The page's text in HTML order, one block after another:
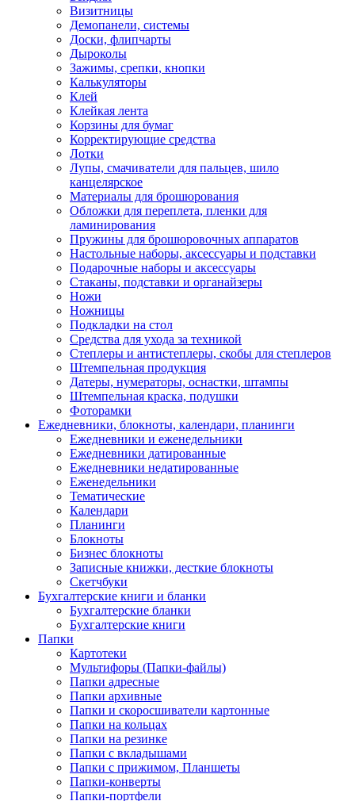
Визитницы
Демопанели, системы
Доски, флипчарты
Дыроколы
Зажимы, срепки, кнопки
Калькуляторы
Клей
Клейкая лента
Корзины для бумаг
Корректирующие средства
Лотки
Лупы, смачиватели для пальцев, шило
канцелярское
Материалы для брошюрования
Обложки для переплета, пленки для
ламинирования
Пружины для брошюровочных аппаратов
Настольные наборы, аксессуары и подставки
Подарочные наборы и аксессуары
Стаканы, подставки и органайзеры
Ножи
Ножницы
Подкладки на стол
Средства для ухода за техникой
Степлеры и антистеплеры, скобы для степлеров
Штемпельная продукция
Датеры, нумераторы, оснастки, штампы
Штемпельная краска, подушки
Фоторамки
Ежедневники, блокноты, календари, планинги
Ежедневники и еженедельники
Ежедневники датированные
Ежедневники недатированные
Еженедельники
Тематические
Календари
Планинги
Блокноты
Бизнес блокноты
Записные книжки, десткие блокноты
Скетчбуки
Бухгалтерские книги и бланки
Бухгалтерские бланки
Бухгалтерские книги
Папки
Картотеки
Мультифоры (Папки-файлы)
Папки адресные
Папки архивные
Папки и скоросшиватели картонные
Папки на кольцах
Папки на резинке
Папки с вкладышами
Папки с прижимом, Планшеты
Папки-конверты
Папки-портфели